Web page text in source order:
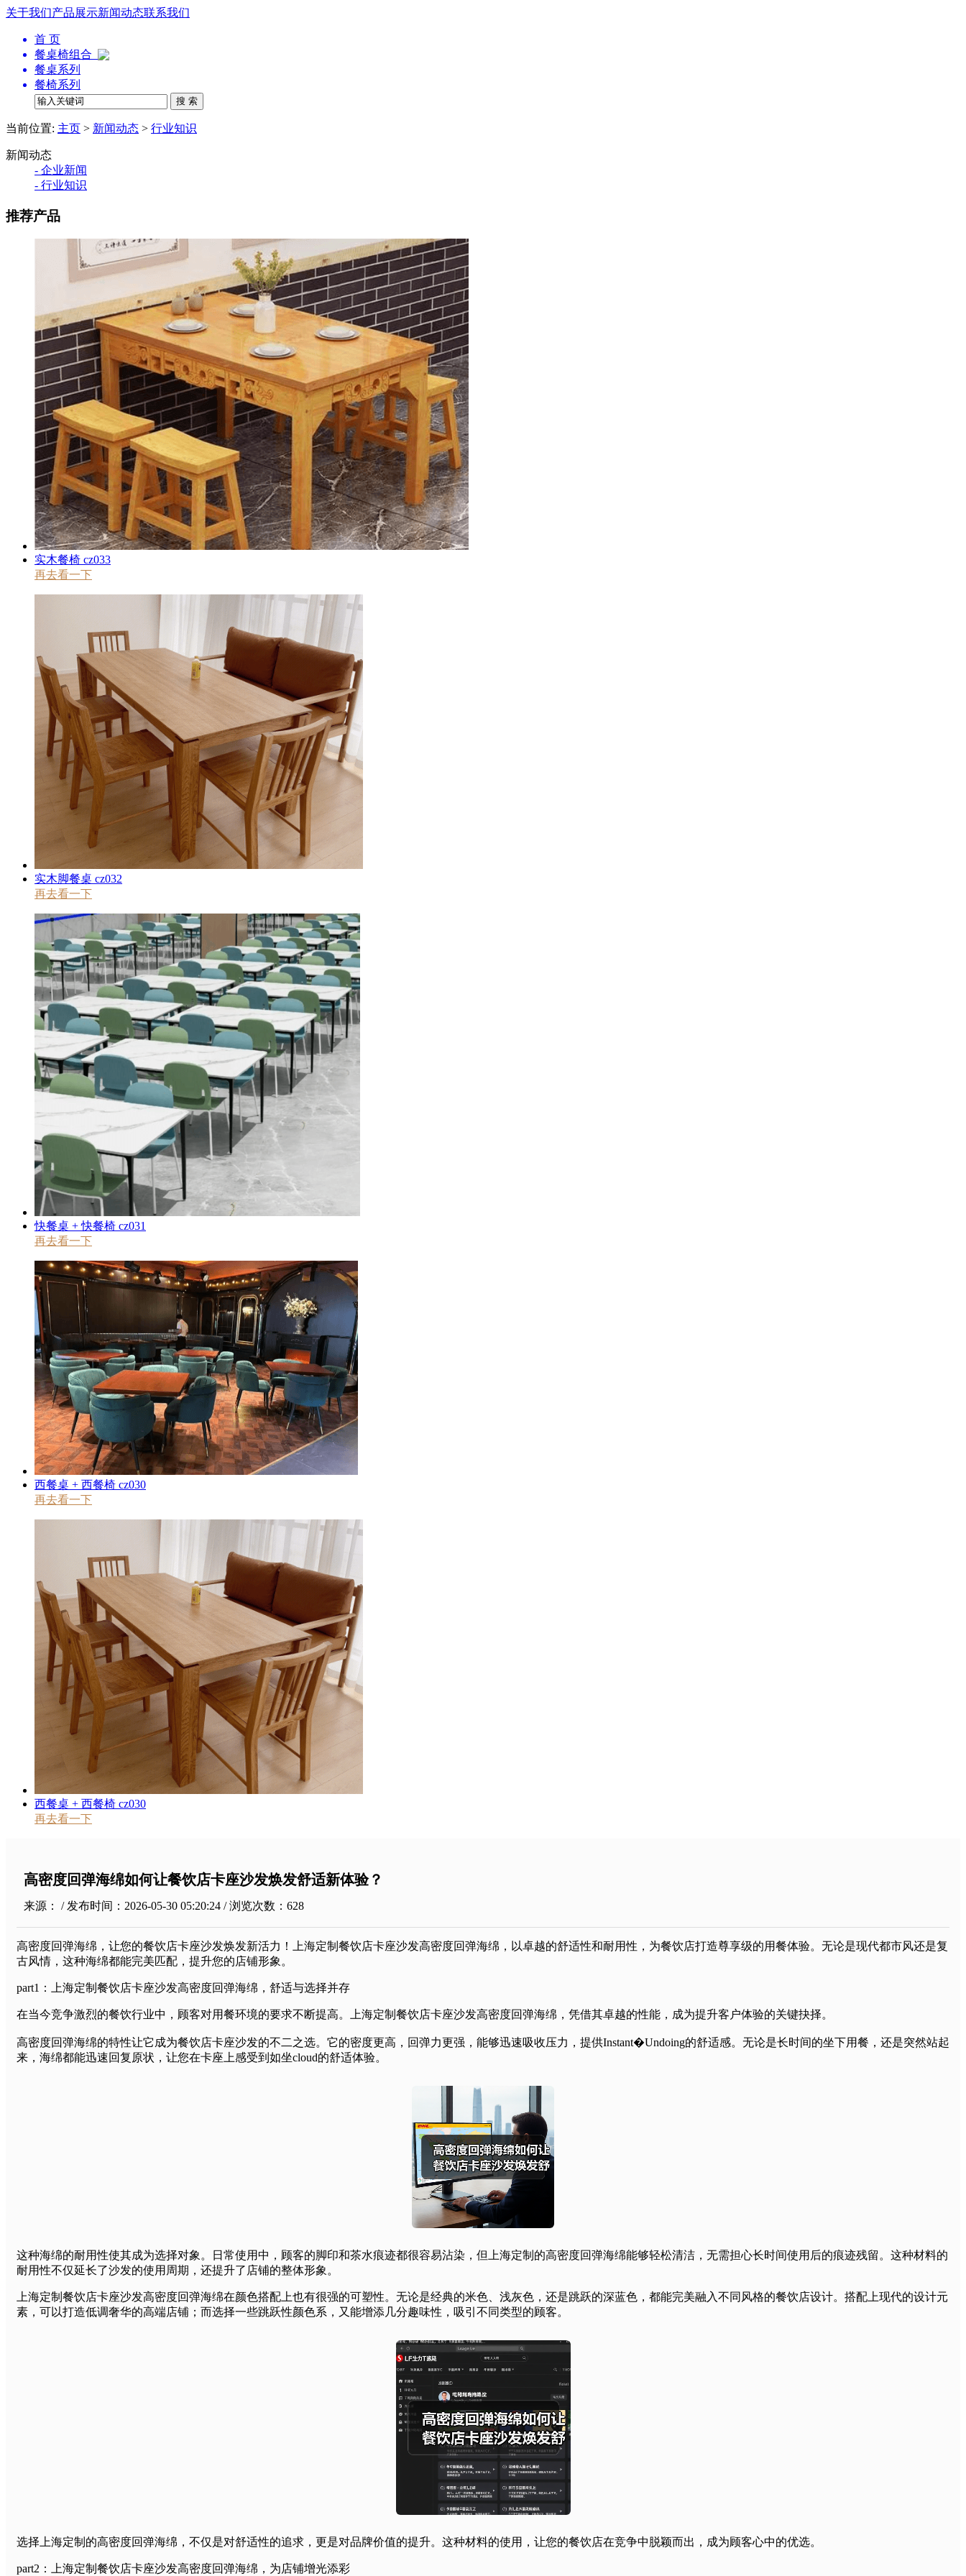
关于我们产品展示新闻动态联系我们
首 页
餐桌椅组合
餐桌系列
餐椅系列
当前位置: 主页 > 新闻动态 > 行业知识
新闻动态
- 企业新闻
- 行业知识
推荐产品
实木餐椅 cz033
再去看一下
实木脚餐桌 cz032
再去看一下
快餐桌 + 快餐椅 cz031
再去看一下
西餐桌 + 西餐椅 cz030
再去看一下
西餐桌 + 西餐椅 cz030
再去看一下
高密度回弹海绵如何让餐饮店卡座沙发焕发舒适新体验？
来源： / 发布时间：2026-05-30 05:20:24 / 浏览次数： 628
高密度回弹海绵，让您的餐饮店卡座沙发焕发新活力！上海定制餐饮店卡座沙发高密度回弹海绵，以卓越的舒适性和耐用性，为餐饮店打造尊享级的用餐体验。无论是现代都市风还是复
古风情，这种海绵都能完美匹配，提升您的店铺形象。
part1：上海定制餐饮店卡座沙发高密度回弹海绵，舒适与选择并存
在当今竞争激烈的餐饮行业中，顾客对用餐环境的要求不断提高。上海定制餐饮店卡座沙发高密度回弹海绵，凭借其卓越的性能，成为提升客户体验的关键抉择。
高密度回弹海绵的特性让它成为餐饮店卡座沙发的不二之选。它的密度更高，回弹力更强，能够迅速吸收压力，提供Instant�Undoing的舒适感。无论是长时间的坐下用餐，还是突然站起
来，海绵都能迅速回复原状，让您在卡座上感受到如坐cloud的舒适体验。
这种海绵的耐用性使其成为选择对象。日常使用中，顾客的脚印和茶水痕迹都很容易沾染，但上海定制的高密度回弹海绵能够轻松清洁，无需担心长时间使用后的痕迹残留。这种材料的
耐用性不仅延长了沙发的使用周期，还提升了店铺的整体形象。
上海定制餐饮店卡座沙发高密度回弹海绵在颜色搭配上也有很强的可塑性。无论是经典的米色、浅灰色，还是跳跃的深蓝色，都能完美融入不同风格的餐饮店设计。搭配上现代的设计元
素，可以打造低调奢华的高端店铺；而选择一些跳跃性颜色系，又能增添几分趣味性，吸引不同类型的顾客。
选择上海定制的高密度回弹海绵，不仅是对舒适性的追求，更是对品牌价值的提升。这种材料的使用，让您的餐饮店在竞争中脱颖而出，成为顾客心中的优选。
part2：上海定制餐饮店卡座沙发高密度回弹海绵，为店铺增光添彩